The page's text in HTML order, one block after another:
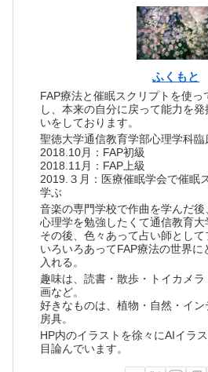
ふくもと
FAP療法と催眠スクリプトを使っ
し、本来の自分に戻って能力を
いをしております。
聖徳大学通信教育学部心理学科
2018.10月：FAP初級
2018.11月：FAP上級
2019.３月：医療催眠学会で催眠
学ぶ
音楽の専門学校で作曲を学んだ後
心理学を勉強したくて通信教育大
その後、色々あって占い師とし
いろいろあってFAP療法の世界に
入れる。
趣味は、読書・散歩・トイカメ
画など。
好きなものは、植物・自然・イ
房具。
HP内のイラストを徐々にAIイラ
目論んでいます。